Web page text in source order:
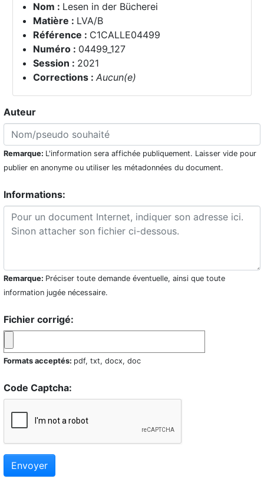
Nom : Lesen in der Bücherei
Matière : LVA/B
Référence : C1CALLE04499
Numéro : 04499_127
Session : 2021
Corrections : Aucun(e)
Auteur
Remarque: L'information sera affichée publiquement. Laisser vide pour
publier en anonyme ou utiliser les métadonnées du document.
Informations:
Remarque: Préciser toute demande éventuelle, ainsi que toute
information jugée nécessaire.
Fichier corrigé:
Formats acceptés: pdf, txt, docx, doc
Code Captcha:
Envoyer